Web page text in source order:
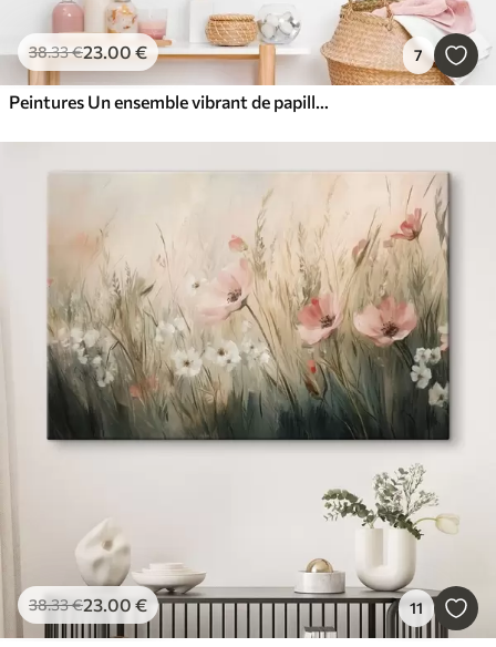
38.33€23.00 € 7
Peintures Un ensemble vibrant de papillons aux couleurs variées imitant la peinture à l'huile
38.33€23.00 € 11